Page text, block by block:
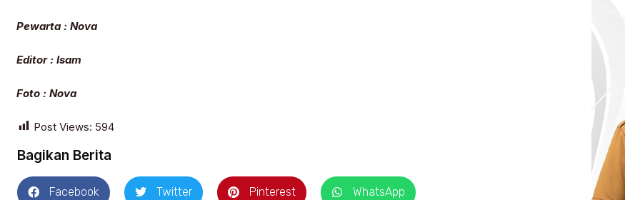
Pewarta : Nova
Editor : Isam
Foto : Nova
Post Views: 594
Bagikan Berita
Facebook Twitter Pinterest WhatsApp